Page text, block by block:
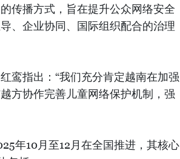
传播方式，旨在提升公众网络安全
、企业协同、国际组织配合的治理
鸾指出：“我们充分肯定越南在加强
方协作完善儿童网络保护机制，强
年10月至12月在全国推进，其核心